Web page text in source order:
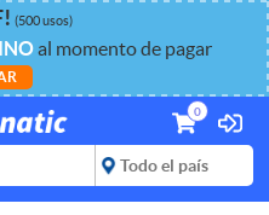
! (500 usos)
al momento de pagar
0